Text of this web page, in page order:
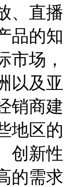
、直播
品的知
市场，
以及亚
销商建
地区的
创新性
的需求